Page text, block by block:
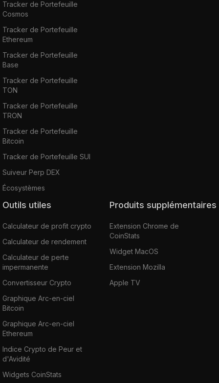
Tracker de Portefeuille
Cosmos
Tracker de Portefeuille
Ethereum
Tracker de Portefeuille
Base
Tracker de Portefeuille
TON
Tracker de Portefeuille
TRON
Tracker de Portefeuille
Bitcoin
Tracker de Portefeuille SUI
Suiveur Perp DEX
Écosystèmes
Outils utiles
Calculateur de profit crypto
Calculateur de rendement
Calculateur de perte
impermanente
Convertisseur Crypto
Graphique Arc-en-ciel
Bitcoin
Graphique Arc-en-ciel
Ethereum
Indice Crypto de Peur et
d'Avidité
Widgets CoinStats
Produits supplémentaires
Extension Chrome de
CoinStats
Widget MacOS
Extension Mozilla
Apple TV